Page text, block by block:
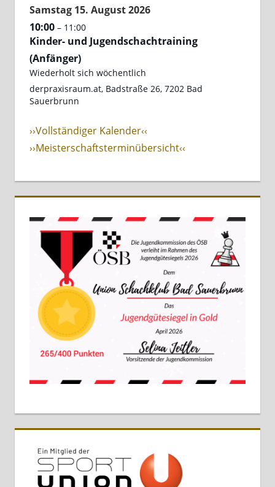
Samstag 15. August2026
10:00 – 11:00
Kinder- und Jugendschachtraining
(Anfänger)
Wiederholt sich wöchentlich
derpraxisraum.at, Badstraße 26, 7202 Bad
Sauerbrunn
››Vollständiger Kalender‹‹
››Meisterschaftsterminübersicht‹‹